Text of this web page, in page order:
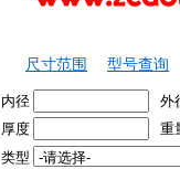
尺寸范围 型号查询
内径
外
厚度
重
类型